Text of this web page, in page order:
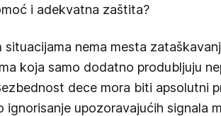
i adekvatna zaštita?
situacijama nema mesta
koja samo dodatno produbljuju
dece mora biti apsolutni
ignorisanje upozoravajućih signala